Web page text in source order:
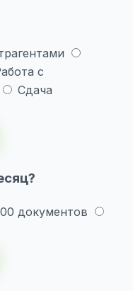
с
Сдача
документов